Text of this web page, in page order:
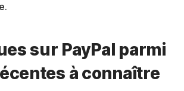
sur PayPal parmi
à connaître